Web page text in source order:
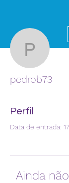
pedrob73
Perfil
Data de entrada:
Ainda